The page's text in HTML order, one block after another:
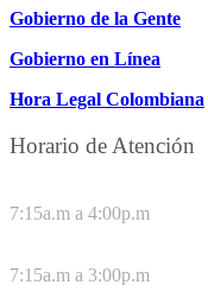
Gobierno de la Gente
Gobierno en Línea
Hora Legal Colombiana
Horario de Atención
7:15a.m a 4:00p.m
7:15a.m a 3:00p.m